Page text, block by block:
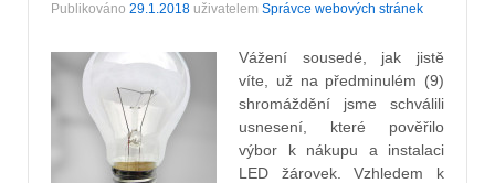
Publikováno 29.1.2018 uživatelem Správce webových stránek
Vážení sousedé, jak jistě
víte, už na předminulém (9)
shromáždění jsme schválili
usnesení, které pověřilo
výbor k nákupu a instalaci
LED žárovek. Vzhledem k